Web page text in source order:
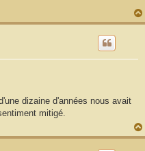
dizaine d'années nous avait
mitigé.